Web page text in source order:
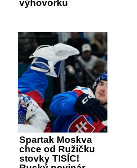
výhovorku
Spartak Moskva
chce od Ružičku
stovky TISÍC!